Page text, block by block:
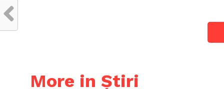
More in Știri